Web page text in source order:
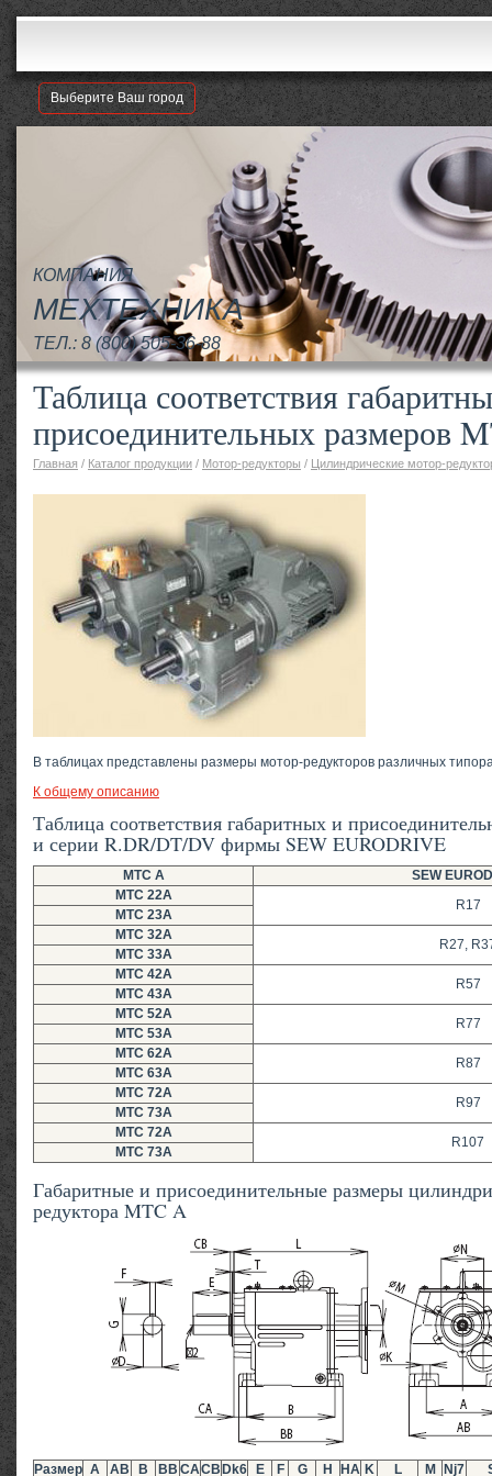
Выберите Ваш город
КОМПАНИЯ
МЕХТЕХНИКА
ТЕЛ.: 8 (800) 505-36-88
Таблица соответствия
присоединительных размеров
Главная / Каталог продукции / Мотор-редукторы / Цилиндрические мотор-
В таблицах представлены размеры мотор-редукторов различных
К общему описанию
Таблица соответствия габаритных и
и серии R.DR/DT/DV фирмы SEW EURODRIVE
MTC A
SEW
MTC 22A
R17
MTC 23A
MTC 32A
R27,
MTC 33A
MTC 42A
R57
MTC 43A
MTC 52A
R77
MTC 53A
MTC 62A
R87
MTC 63A
MTC 72A
R97
MTC 73A
MTC 72A
R107
MTC 73A
Габаритные и присоединительные размеры
редуктора MTC A
Размер А АВ В ВВ САСВ Dk6 E F G H HA K L M Nj7